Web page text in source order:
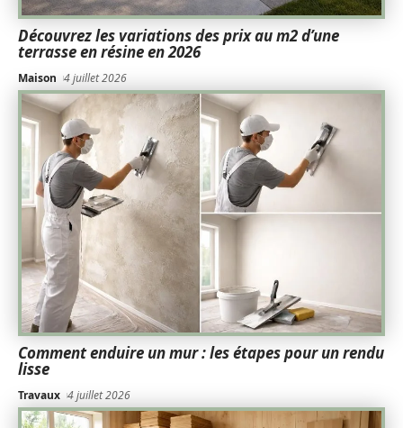
Découvrez les variations des prix au m2 d’une
terrasse en résine en 2026
Maison 4 juillet 2026
Comment enduire un mur : les étapes pour un rendu
lisse
Travaux 4 juillet 2026